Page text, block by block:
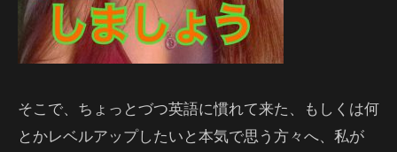
そこで、ちょっとづつ英語に慣れて来た、もしくは何
とかレベルアップしたいと本気で思う方々へ、私が